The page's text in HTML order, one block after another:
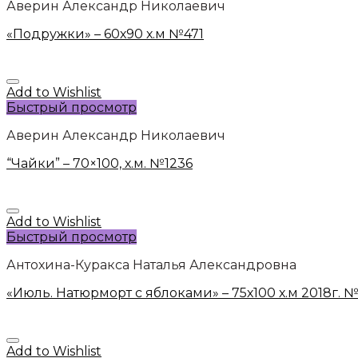
Аверин Александр Николаевич
«Подружки» – 60х90 х.м №471
Add to Wishlist
Быстрый просмотр
Аверин Александр Николаевич
“Чайки” – 70×100, х.м. №1236
Add to Wishlist
Быстрый просмотр
Антохина-Куракса Наталья Александровна
«Июль. Натюрморт с яблоками» – 75х100 х.м 2018г.
Add to Wishlist